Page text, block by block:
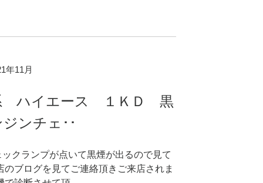
年11月
ハイエース １ＫＤ 黒
ンチェ･･
クランプが点いて黒煙が出るので見て
のブログを見てご連絡頂きご来店されま